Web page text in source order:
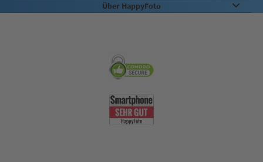
Über HappyFoto